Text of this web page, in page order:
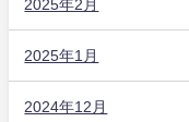
2025年2月
2025年1月
2024年12月